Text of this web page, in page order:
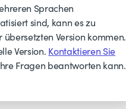
Sprachen
sind, kann es zu
Version kommen.
Version. Kontaktieren Sie
Fragen beantworten kann.